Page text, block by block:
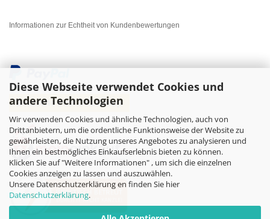
Diese Webseite verwendet Cookies und
andere Technologien
Wir verwenden Cookies und ähnliche Technologien, auch von
Drittanbietern, um die ordentliche Funktionsweise der Website zu
gewährleisten, die Nutzung unseres Angebotes zu analysieren und
Ihnen ein bestmögliches Einkaufserlebnis bieten zu können.
Klicken Sie auf "Weitere Informationen" , um sich die einzelnen
Cookies anzeigen zu lassen und auszuwählen.
Unsere Datenschutzerklärung en finden Sie hier
Datenschutzerklärung.
Informationen zur Echtheit von Kundenbewertungen